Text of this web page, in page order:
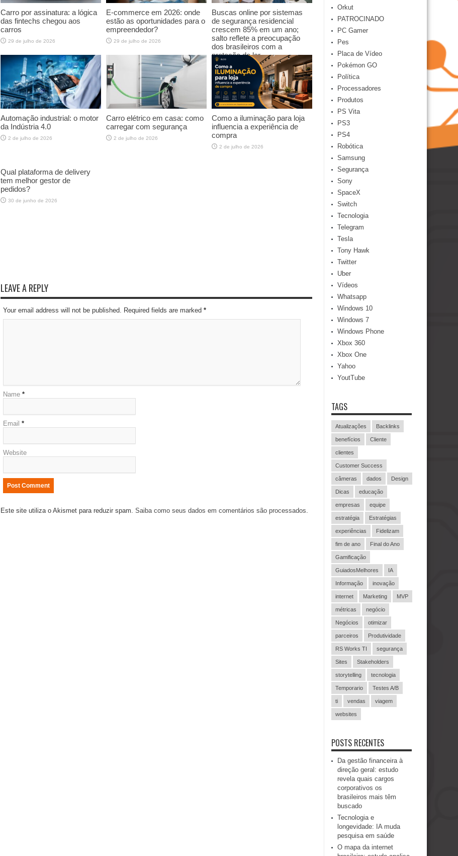
Carro por assinatura: a lógica
das fintechs chegou aos
carros
29 de julho de 2026
E-commerce em 2026: onde
estão as oportunidades para o
empreendedor?
29 de julho de 2026
Buscas online por sistemas
de segurança residencial
crescem 85% em um ano;
salto reflete a preocupação
dos brasileiros com a
proteção do lar
29 de julho de 2026
Automação industrial: o motor
da Indústria 4.0
2 de julho de 2026
Carro elétrico em casa: como
carregar com segurança
2 de julho de 2026
Como a iluminação para loja
influencia a experiência de
compra
2 de julho de 2026
Qual plataforma de delivery
tem melhor gestor de
pedidos?
30 de junho de 2026
LEAVE A REPLY
Your email address will not be published. Required fields are marked *
Name *
Email *
Website
Este site utiliza o Akismet para reduzir spam. Saiba como seus dados em comentários são processados.
Orkut
PATROCINADO
PC Gamer
Pes
Placa de Vídeo
Pokémon GO
Política
Processadores
Produtos
PS Vita
PS3
PS4
Robótica
Samsung
Segurança
Sony
SpaceX
Switch
Tecnologia
Telegram
Tesla
Tony Hawk
Twitter
Uber
Vídeos
Whatsapp
Windows 10
Windows 7
Windows Phone
Xbox 360
Xbox One
Yahoo
YoutTube
TAGS
Atualizações Backlinks
benefícios Cliente
clientes
Customer Success
câmeras dados Design
Dicas educação
empresas equipe
estratégia Estratégias
experiências Fidelizam
fim de ano Final do Ano
Gamificação
GuiadosMelhores IA
Informação inovação
internet Marketing MVP
métricas negócio
Negócios otimizar
parceiros Produtividade
RS Works TI segurança
Sites Stakeholders
storytelling tecnologia
Temporario Testes A/B
ti vendas viagem
websites
POSTS RECENTES
Da gestão financeira à
direção geral: estudo
revela quais cargos
corporativos os
brasileiros mais têm
buscado
Tecnologia e
longevidade: IA muda
pesquisa em saúde
O mapa da internet